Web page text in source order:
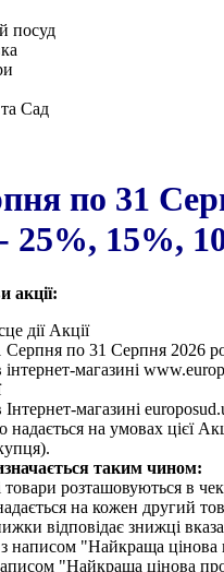
посуд
Сад
по 31
25%, 15%,
акції:
дії Акції
Серпня по 31 Серпня 2026
інтернет-магазині
Інтернет-магазині
на умовах цієї
таким чином:
товари розташовуються в
на кожен другий
відповідає знижці
написом "Найкраща цінова
"Найкраща цінова